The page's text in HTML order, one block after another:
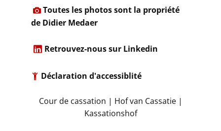
Toutes les photos sont la propriété
de Didier Medaer​
Retrouvez-nous sur Linkedin
Déclaration d'accessiblité
​Cour de cassation | Hof van Cassatie |
Kassationshof